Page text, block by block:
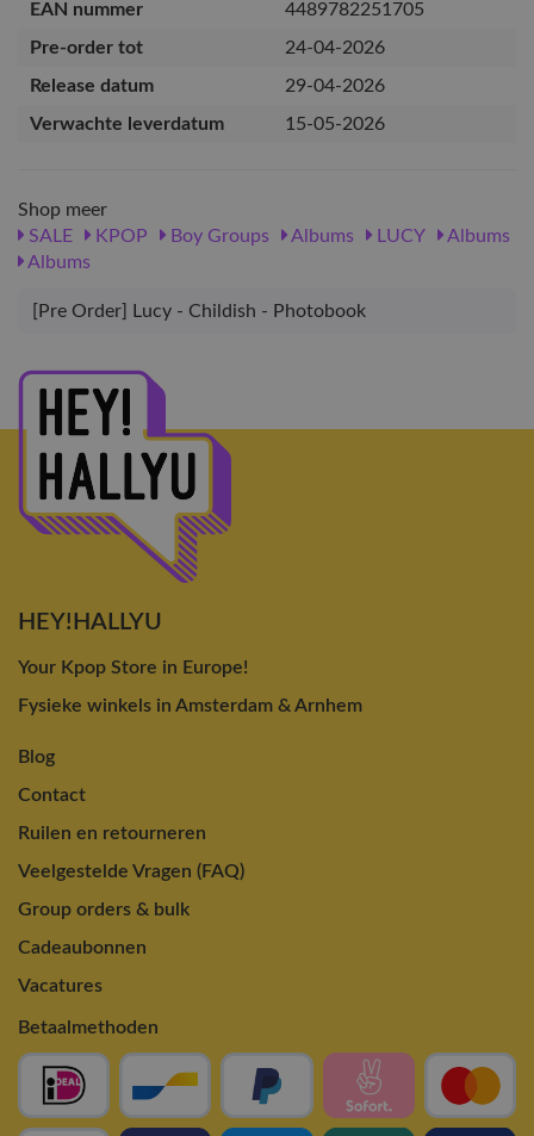
EAN nummer
4489782251705
Pre-order tot
24-04-2026
Release datum
29-04-2026
Verwachte leverdatum
15-05-2026
Shop meer
SALE
KPOP Boy Groups Albums LUCY
Albums
Albums
[Pre Order] Lucy - Childish - Photobook
HEY!HALLYU
Your Kpop Store in Europe!
Fysieke winkels in Amsterdam & Arnhem
Blog
Contact
Ruilen en retourneren
Veelgestelde Vragen (FAQ)
Group orders & bulk
Cadeaubonnen
Vacatures
Betaalmethoden